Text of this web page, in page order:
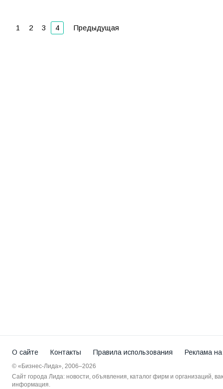
1 2 3 4 Предыдущая
О сайте Контакты Правила использования Реклама
© «Бизнес-Лида», 2006–2026
Сайт города Лида: новости, объявления, каталог фирм и организаций,
информация.